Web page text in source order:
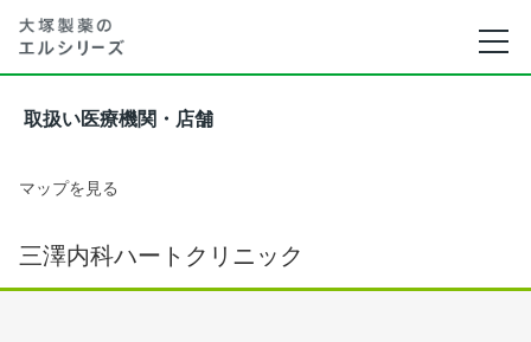
取扱い医療機関・店舗
マップを見る
三澤内科ハートクリニック